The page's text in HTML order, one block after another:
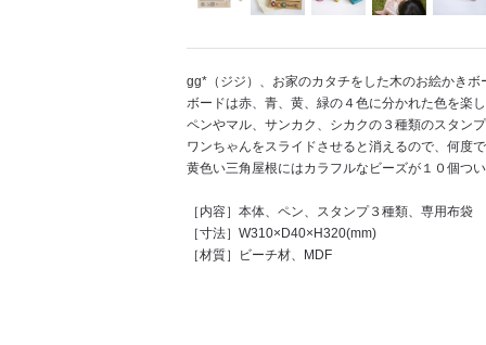
gg*（ジジ）、お家のカタチをした木のお絵かきボ
ボードは赤、青、黄、緑の４色に分かれた色を楽
ペンやマル、サンカク、シカクの３種類のスタン
ワンちゃんをスライドさせると消えるので、何度
黄色い三角屋根にはカラフルなビーズが１０個つ
［内容］本体、ペン、スタンプ３種類、専用布袋
［寸法］W310×D40×H320(mm)
［材質］ビーチ材、MDF